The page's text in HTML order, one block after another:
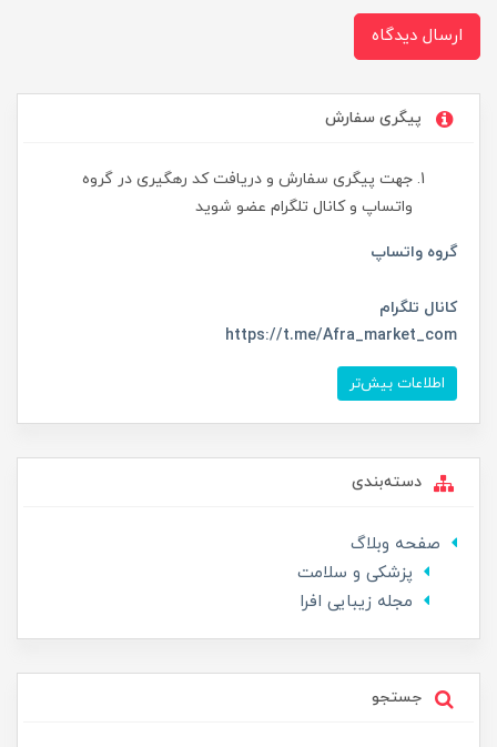
ارسال دیدگاه
پیگری سفارش
جهت پیگری سفارش و دریافت کد رهگیری در گروه
واتساپ و کانال تلگرام عضو شوید
گروه واتساپ
کانال تلگرام
https://t.me/Afra_market_com
اطلاعات بیش‌تر
دسته‌بندی
صفحه وبلاگ
پزشکی و سلامت
مجله زیبایی افرا
جستجو